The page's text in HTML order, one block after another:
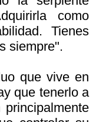
como
Tienes
siempre".
que vive en
que tenerlo a